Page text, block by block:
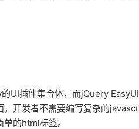
UI插件集合体，而jQuery
开发者不需要编写复杂的
的html标签。